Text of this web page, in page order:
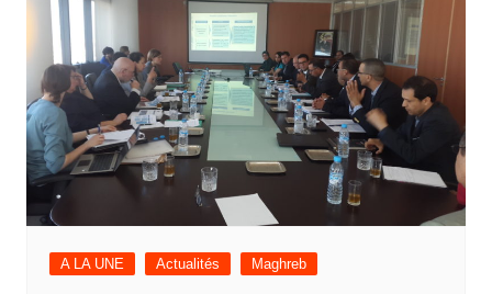
A LA UNE Actualités Maghreb